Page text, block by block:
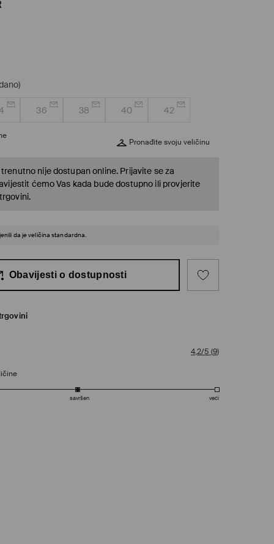
36 38 40 42
Pronađite svoju veličinu
nije dostupan online. Prijavite se za
ćemo Vas kada bude dostupno ili provjerite
da je veličina standardna.
Obavijesti o dostupnosti
4,2/5 (9)
savršen veći